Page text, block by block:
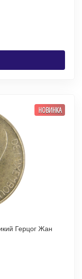
НОВИНКА
Герцог Жан